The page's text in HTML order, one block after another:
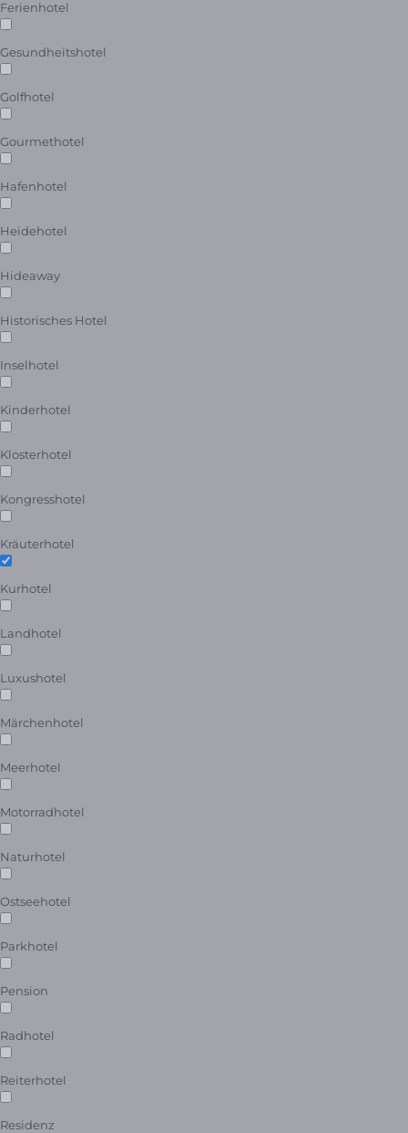
Ferienhotel
Gesundheitshotel
Golfhotel
Gourmethotel
Hafenhotel
Heidehotel
Hideaway
Historisches Hotel
Inselhotel
Kinderhotel
Klosterhotel
Kongresshotel
Kräuterhotel
Kurhotel
Landhotel
Luxushotel
Märchenhotel
Meerhotel
Motorradhotel
Naturhotel
Ostseehotel
Parkhotel
Pension
Radhotel
Reiterhotel
Residenz